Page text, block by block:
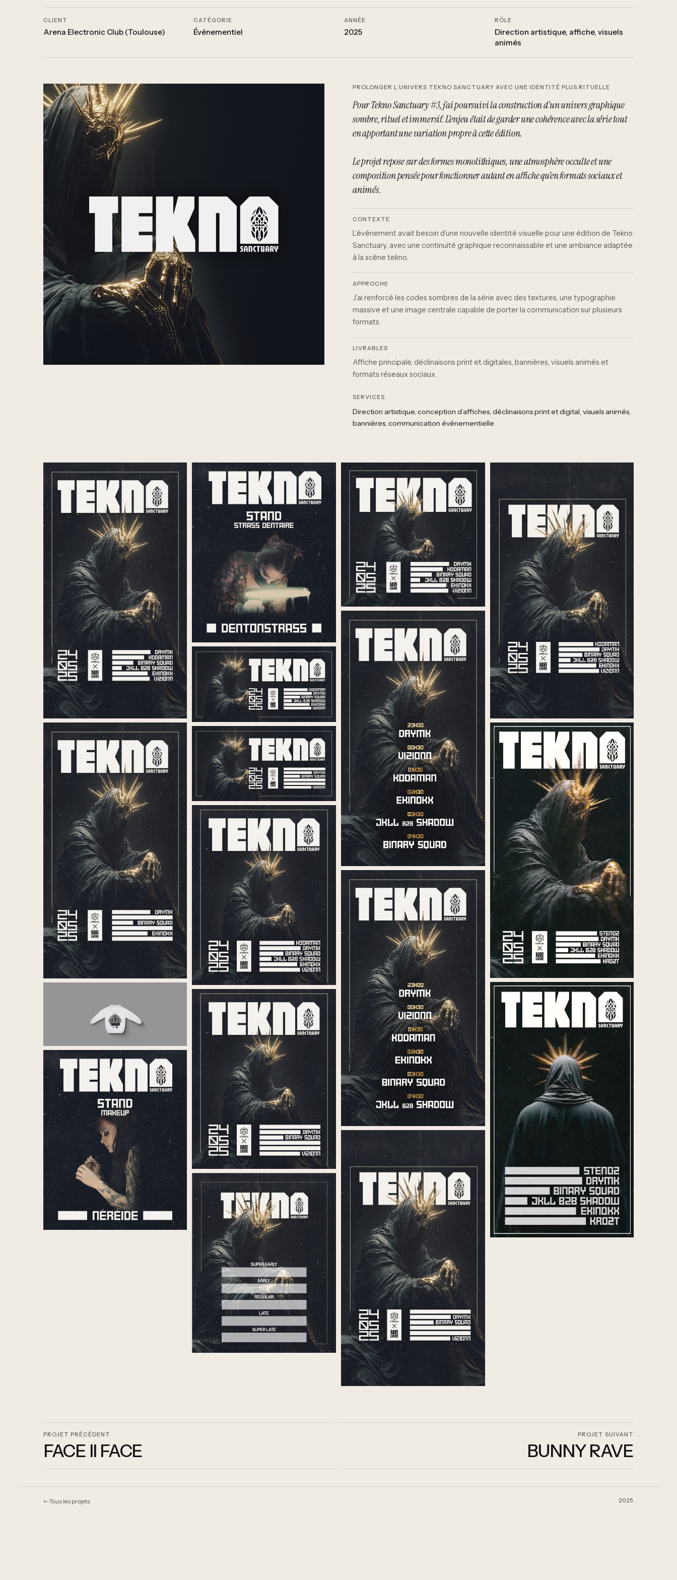
CLIENT
Arena Electronic Club (Toulouse)
CATÉGORIE
Événementiel
ANNÉE
2025
RÔLE
Direction artistique, affiche, visuels
animés
PROLONGER L’UNIVERS TEKNO SANCTUARY AVEC UNE IDENTITÉ PLUS RITUELLE
Pour Tekno Sanctuary #3, j’ai poursuivi la construction d’un univers graphique
sombre, rituel et immersif. L’enjeu était de garder une cohérence avec la série tout
en apportant une variation propre à cette édition.
Le projet repose sur des formes monolithiques, une atmosphère occulte et une
composition pensée pour fonctionner autant en affiche qu’en formats sociaux et
animés.
CONTEXTE
L’événement avait besoin d’une nouvelle identité visuelle pour une édition de Tekno
Sanctuary, avec une continuité graphique reconnaissable et une ambiance adaptée
à la scène tekno.
APPROCHE
J’ai renforcé les codes sombres de la série avec des textures, une typographie
massive et une image centrale capable de porter la communication sur plusieurs
formats.
LIVRABLES
Affiche principale, déclinaisons print et digitales, bannières, visuels animés et
formats réseaux sociaux.
SERVICES
Direction artistique conception d’affiches déclinaisons print et digital visuels animés
bannières communication événementielle
PROJET PRÉCÉDENT
FACE II FACE
PROJET SUIVANT
BUNNY RAVE
←Tous les projets 2025